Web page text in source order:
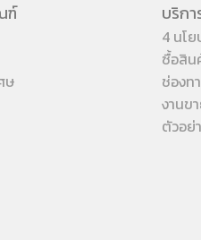
ฑ์
ษ
บริก
4 นโ
ซื้อสิน
ช่องท
งานข
ตัวอย่